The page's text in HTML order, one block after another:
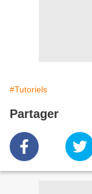
#Tutoriels
Partager